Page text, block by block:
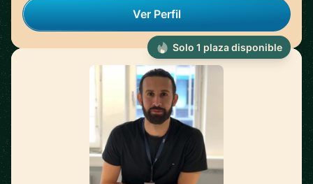
Ver Perfil
Solo 1 plaza disponible